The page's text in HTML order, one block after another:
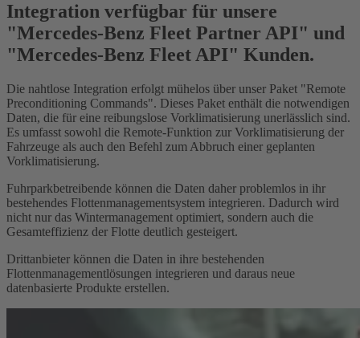
Integration verfügbar für unsere
"Mercedes-Benz Fleet Partner API" und
"Mercedes-Benz Fleet API" Kunden.
Die nahtlose Integration erfolgt mühelos über unser Paket "Remote
Preconditioning Commands". Dieses Paket enthält die notwendigen
Daten, die für eine reibungslose Vorklimatisierung unerlässlich sind.
Es umfasst sowohl die Remote-Funktion zur Vorklimatisierung der
Fahrzeuge als auch den Befehl zum Abbruch einer geplanten
Vorklimatisierung.
Fuhrparkbetreibende können die Daten daher problemlos in ihr
bestehendes Flottenmanagementsystem integrieren. Dadurch wird
nicht nur das Wintermanagement optimiert, sondern auch die
Gesamteffizienz der Flotte deutlich gesteigert.
Drittanbieter können die Daten in ihre bestehenden
Flottenmanagementlösungen integrieren und daraus neue
datenbasierte Produkte erstellen.